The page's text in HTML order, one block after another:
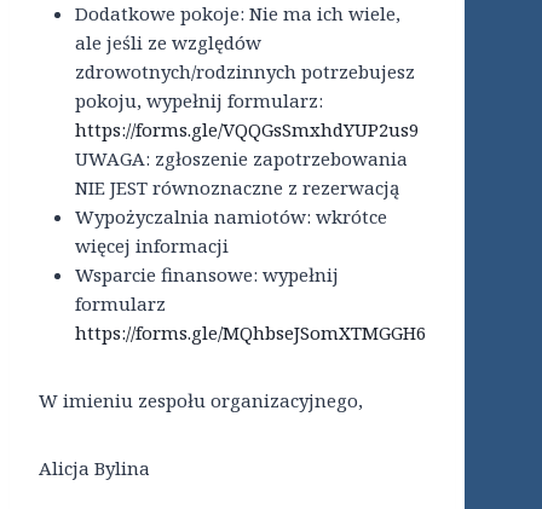
Dodatkowe pokoje: Nie ma ich wiele,
ale jeśli ze względów
zdrowotnych/rodzinnych potrzebujesz
pokoju, wypełnij formularz:
https://forms.gle/VQQGsSmxhdYUP2us9
UWAGA: zgłoszenie zapotrzebowania
NIE JEST równoznaczne z rezerwacją
Wypożyczalnia namiotów: wkrótce
więcej informacji
Wsparcie finansowe: wypełnij
formularz
https://forms.gle/MQhbseJSomXTMGGH6
W imieniu zespołu organizacyjnego,
Alicja Bylina